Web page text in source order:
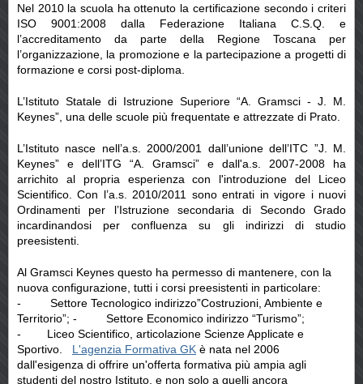
Nel 2010 la scuola ha ottenuto la certificazione secondo i criteri
ISO 9001:2008 dalla Federazione Italiana C.S.Q. e
l’accreditamento da parte della Regione Toscana per
l’organizzazione, la promozione e la partecipazione a progetti di
formazione e corsi post-diploma.
L’Istituto Statale di Istruzione Superiore “A. Gramsci - J. M.
Keynes”, una delle scuole più frequentate e attrezzate di Prato.
L’Istituto nasce nell’a.s. 2000/2001 dall’unione dell’ITC ”J. M.
Keynes” e dell’ITG “A. Gramsci” e dall'a.s. 2007-2008 ha
arrichito al propria esperienza con l'introduzione del Liceo
Scientifico. Con l’a.s. 2010/2011 sono entrati in vigore i nuovi
Ordinamenti per l’Istruzione secondaria di Secondo Grado
incardinandosi per confluenza su gli indirizzi di studio
preesistenti.
Al Gramsci Keynes questo ha permesso di mantenere, con la
nuova configurazione, tutti i corsi preesistenti in particolare:
- Settore Tecnologico indirizzo”Costruzioni, Ambiente e
Territorio”; - Settore Economico indirizzo “Turismo”;
- Liceo Scientifico, articolazione Scienze Applicate e
Sportivo. L'agenzia Formativa GK è nata nel 2006
dall'esigenza di offrire un'offerta formativa più ampia agli
studenti del nostro Istituto, e non solo a quelli ancora